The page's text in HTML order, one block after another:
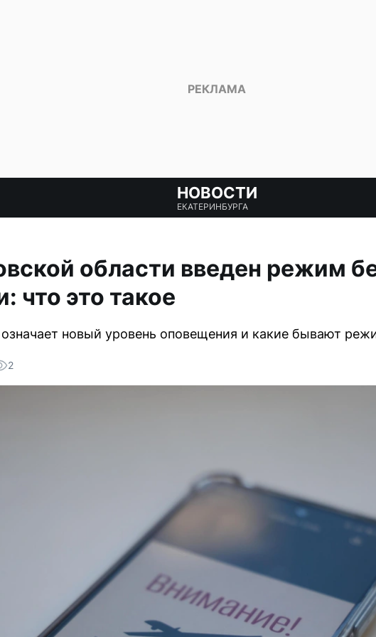
НОВОСТИ
ЕКАТЕРИНБУРГА
области введен режим
что это такое
означает новый уровень оповещения и какие бывают
2